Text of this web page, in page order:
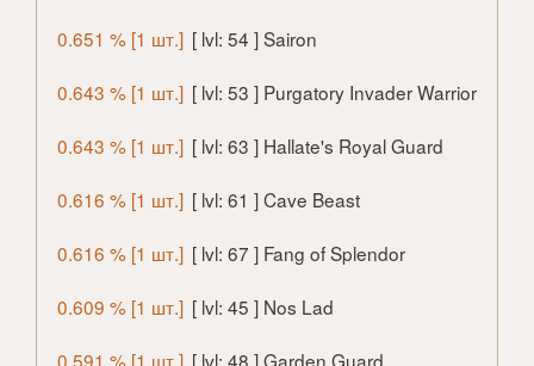
0.651 % [1 шт.] [ lvl: 54 ] Sairon
0.643 % [1 шт.] [ lvl: 53 ] Purgatory Invader Warrior
0.643 % [1 шт.] [ lvl: 63 ] Hallate's Royal Guard
0.616 % [1 шт.] [ lvl: 61 ] Cave Beast
0.616 % [1 шт.] [ lvl: 67 ] Fang of Splendor
0.609 % [1 шт.] [ lvl: 45 ] Nos Lad
0.591 % [1 шт.] [ lvl: 48 ] Garden Guard